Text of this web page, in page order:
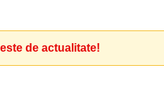
de actualitate!